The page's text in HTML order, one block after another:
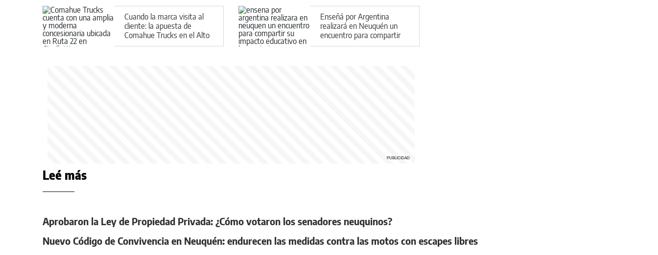
Cuando la marca visita al
cliente: la apuesta de
Comahue Trucks en el Alto
Valle
Enseñá por Argentina
realizará en Neuquén un
encuentro para compartir
su impacto educativo en la
Leé más
Aprobaron la Ley de Propiedad Privada: ¿Cómo votaron los senadores neuquinos?
Nuevo Código de Convivencia en Neuquén: endurecen las medidas contra las motos con escapes libres